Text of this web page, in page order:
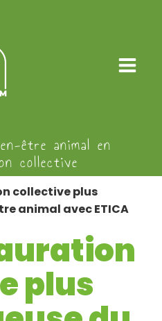
être animal en
collective
collective plus
animal avec ETICA
plus